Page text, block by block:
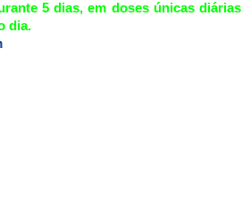
5 dias, em doses únicas diárias
dia.